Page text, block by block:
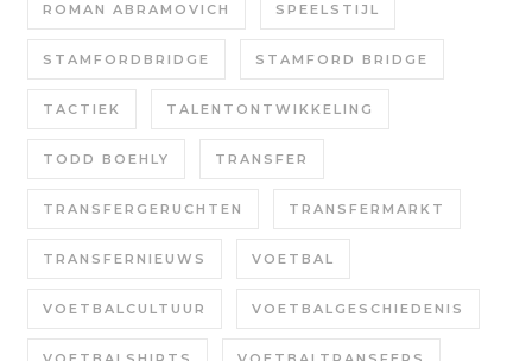
ROMAN ABRAMOVICH SPEELSTIJL
STAMFORDBRIDGE STAMFORD BRIDGE
TACTIEK TALENTONTWIKKELING
TODD BOEHLY TRANSFER
TRANSFERGERUCHTEN TRANSFERMARKT
TRANSFERNIEUWS VOETBAL
VOETBALCULTUUR VOETBALGESCHIEDENIS